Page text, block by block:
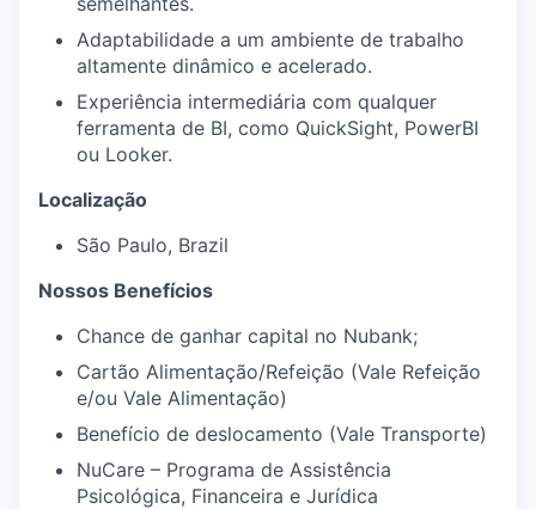
Adaptabilidade a um ambiente de trabalho
altamente dinâmico e acelerado.
Experiência intermediária com qualquer
ferramenta de BI, como QuickSight, PowerBI
ou Looker.
Localização
São Paulo, Brazil
Nossos Benefícios
Chance de ganhar capital no Nubank;
Cartão Alimentação/Refeição (Vale Refeição
e/ou Vale Alimentação)
Benefício de deslocamento (Vale Transporte)
NuCare – Programa de Assistência
Psicológica, Financeira e Jurídica